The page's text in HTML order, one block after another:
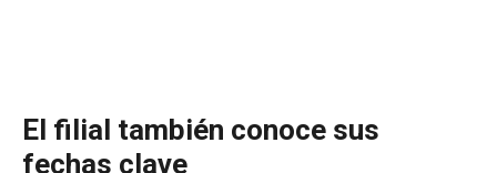
El filial también conoce sus
fechas clave